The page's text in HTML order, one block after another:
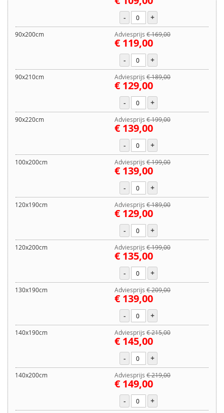
- +
90x200cm Adviesprijs € 169,00
€ 119,00
- +
90x210cm Adviesprijs € 189,00
€ 129,00
- +
90x220cm Adviesprijs € 199,00
€ 139,00
- +
100x200cm Adviesprijs € 199,00
€ 139,00
- +
120x190cm Adviesprijs € 189,00
€ 129,00
- +
120x200cm Adviesprijs € 199,00
€ 135,00
- +
130x190cm Adviesprijs € 209,00
€ 139,00
- +
140x190cm Adviesprijs € 215,00
€ 145,00
- +
140x200cm Adviesprijs € 219,00
€ 149,00
- +